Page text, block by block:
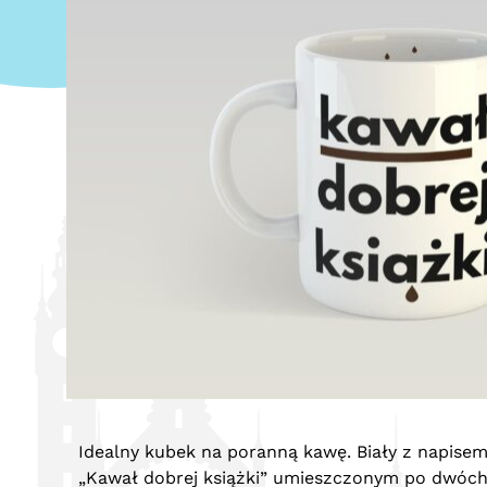
Idealny kubek na poranną kawę. Biały z napisem
„Kawał dobrej książki” umieszczonym po dwóch